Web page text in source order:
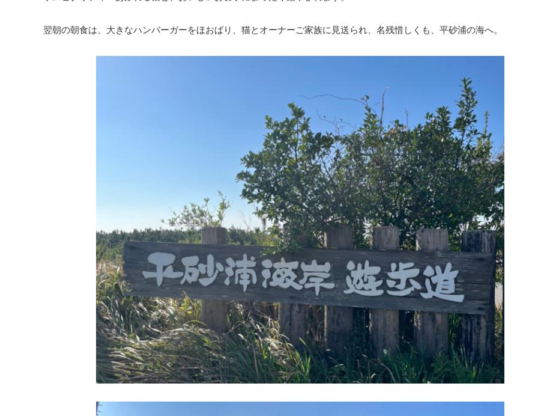
翌朝の朝食は、大きなハンバーガーをほおばり、猫とオーナーご家族に見送られ、名残惜しくも、平砂浦の海へ。